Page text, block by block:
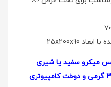
میکرو سفید یا شیری
رنگ است و لحاف با الیاف 300 گرمی و دوخت کامپیوتری